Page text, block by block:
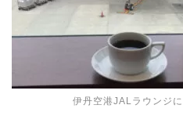
伊丹空港JALラウンジ